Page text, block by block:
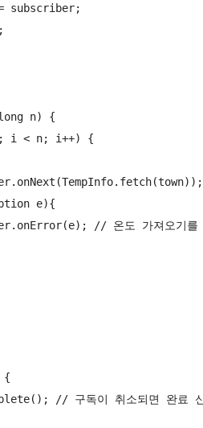
subscriber;
n) {
i < n; i++) {
e){
// 온도 가져오기를
{
// 구독이 취소되면 완료